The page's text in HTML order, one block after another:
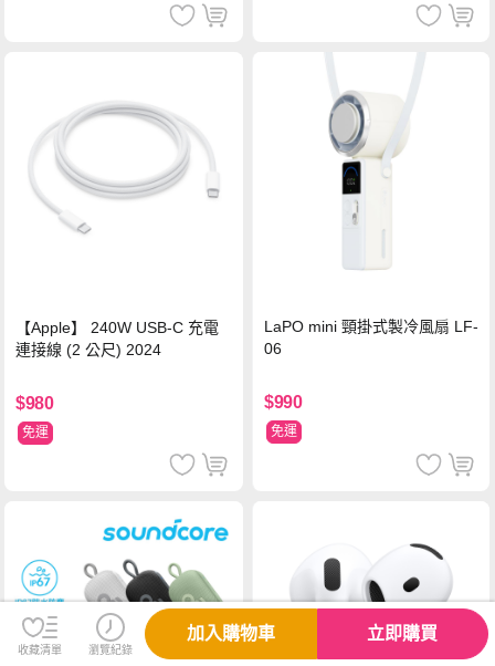
【Apple】 240W USB-C 充電
連接線 (2 公尺) 2024
$980
免運
LaPO mini 頸掛式製冷風扇 LF-
06
$990
免運
售完，補貨中
收藏清單 瀏覽紀錄
加入購物車 立即購買